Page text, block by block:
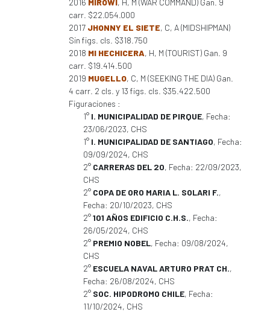
2016 MIROWI , H, M (WAR COMMAND) Gan. 9
carr. $22.054.000
2017 JHONNY EL SIETE, C, A (MIDSHIPMAN)
Sin figs. cls. $318.750
2018 MI HECHICERA, H, M (TOURIST) Gan. 9
carr. $19.414.500
2019 MUGELLO, C, M (SEEKING THE DIA) Gan.
4 carr. 2 cls. y 13 figs. cls. $35.422.500
Figuraciones :
1° I. MUNICIPALIDAD DE PIRQUE, Fecha:
23/06/2023, CHS
1° I. MUNICIPALIDAD DE SANTIAGO, Fecha:
09/09/2024, CHS
2° CARRERAS DEL 20, Fecha: 22/09/2023,
CHS
2° COPA DE ORO MARIA L. SOLARI F.,
Fecha: 20/10/2023, CHS
2°101 AÑOS EDIFICIO C.H.S., Fecha:
26/05/2024, CHS
2° PREMIO NOBEL, Fecha: 09/08/2024,
CHS
2° ESCUELA NAVAL ARTURO PRAT CH.,
Fecha: 26/08/2024, CHS
2° SOC. HIPODROMO CHILE, Fecha:
11/10/2024, CHS